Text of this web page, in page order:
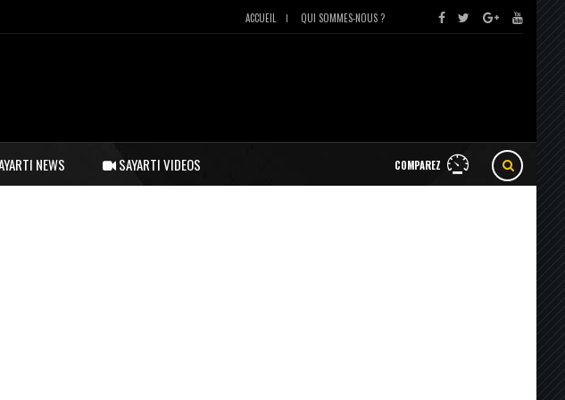
ACCUEIL QUI SOMMES-NOUS ?
COMPAREZ
NEWS SAYARTI VIDEOS